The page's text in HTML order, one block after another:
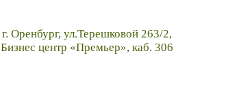
г. Оренбург, ул.Терешковой 263/2,
Бизнес центр «Премьер», каб. 306